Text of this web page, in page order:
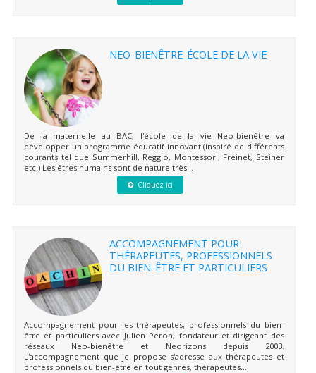
NEO-BIENÊTRE-ÉCOLE DE LA VIE
De la maternelle au BAC, l'école de la vie Neo-bienêtre va
développer un programme éducatif innovant (inspiré de différents
courants tel que Summerhill, Reggio, Montessori, Freinet, Steiner
etc.) Les êtres humains sont de nature très...
Cliquez ici
ACCOMPAGNEMENT POUR
THÉRAPEUTES, PROFESSIONNELS
DU BIEN-ÊTRE ET PARTICULIERS
Accompagnement pour les thérapeutes, professionnels du bien-
être et particuliers avec Julien Peron, fondateur et dirigeant des
réseaux Neo-bienêtre et Neorizons depuis 2003.
L'accompagnement que je propose s'adresse aux thérapeutes et
professionnels du bien-être en tout genres, thérapeutes...